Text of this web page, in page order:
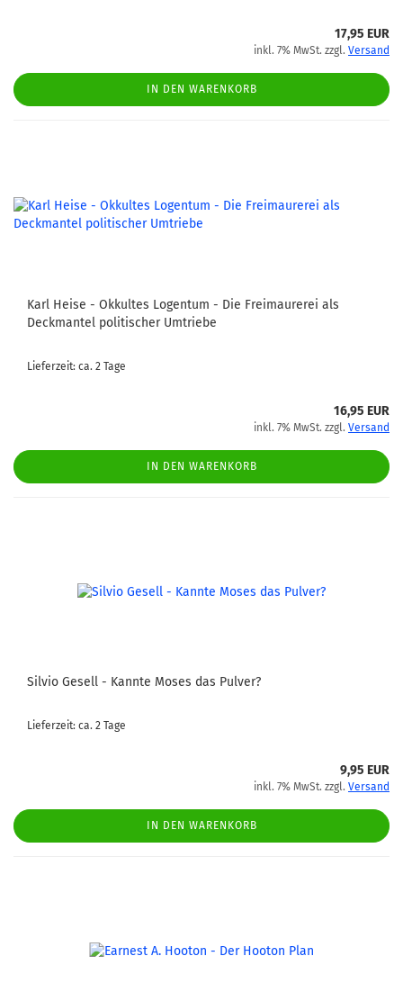
17,95 EUR
inkl. 7% MwSt. zzgl. Versand
IN DEN WARENKORB
Karl Heise - Okkultes Logentum - Die Freimaurerei als
Deckmantel politischer Umtriebe
Lieferzeit: ca. 2 Tage
16,95 EUR
inkl. 7% MwSt. zzgl. Versand
IN DEN WARENKORB
Silvio Gesell - Kannte Moses das Pulver?
Lieferzeit: ca. 2 Tage
9,95 EUR
inkl. 7% MwSt. zzgl. Versand
IN DEN WARENKORB